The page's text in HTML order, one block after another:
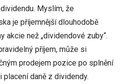
Myslím, že
je příjemnější dlouhodobě
akcie než „dividendové zuby“.
příjem, může si
prodejem pozice po splnění
daně z dividendy.